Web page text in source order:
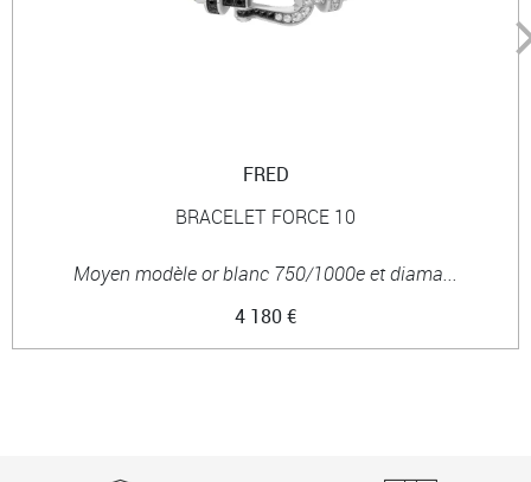
FRED
BRACELET FORCE 10
Moyen modèle or blanc 750/1000e et diama...
4 180 €